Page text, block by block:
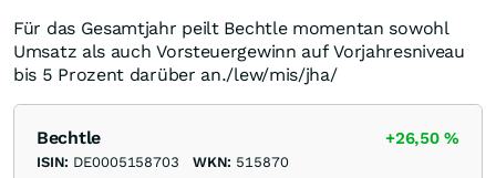
Für das Gesamtjahr peilt Bechtle momentan sowohl
Umsatz als auch Vorsteuergewinn auf Vorjahresniveau
bis 5 Prozent darüber an./lew/mis/jha/
Bechtle +26,50%
ISIN: DE0005158703 WKN: 515870